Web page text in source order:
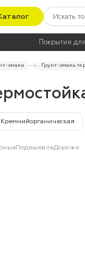
Покрытия
эмали Грунт-эмаль
Кремнийорганическая
до °C
ПодешевлеДороже